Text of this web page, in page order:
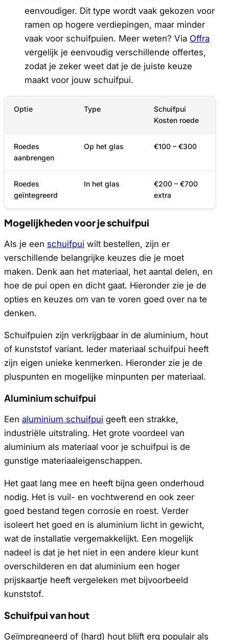
eenvoudiger. Dit type wordt vaak gekozen voor
ramen op hogere verdiepingen, maar minder
vaak voor schuifpuien. Meer weten? Via Offra
vergelijk je eenvoudig verschillende offertes,
zodat je zeker weet dat je de juiste keuze
maakt voor jouw schuifpui.
Optie Type
Schuifpui
Kosten roede
Roedes
aanbrengen
Op het glas €100 – €300
Roedes
geïntegreerd
In het glas
€200 – €700
extra
Mogelijkheden voor je schuifpui
Als je een schuifpui wilt bestellen, zijn er
verschillende belangrijke keuzes die je moet
maken. Denk aan het materiaal, het aantal delen, en
hoe de pui open en dicht gaat. Hieronder zie je de
opties en keuzes om van te voren goed over na te
denken.
Schuifpuien zijn verkrijgbaar in de aluminium, hout
of kunststof variant. Ieder materiaal schuifpui heeft
zijn eigen unieke kenmerken. Hieronder zie je de
pluspunten en mogelijke minpunten per materiaal.
Aluminium schuifpui
Een aluminium schuifpui geeft een strakke,
industriële uitstraling. Het grote voordeel van
aluminium als materiaal voor je schuifpui is de
gunstige materiaaleigenschappen.
Het gaat lang mee en heeft bijna geen onderhoud
nodig. Het is vuil- en vochtwerend en ook zeer
goed bestand tegen corrosie en roest. Verder
isoleert het goed en is aluminium licht in gewicht,
wat de installatie vergemakkelijkt. Een mogelijk
nadeel is dat je het niet in een andere kleur kunt
overschilderen en dat aluminium een hoger
prijskaartje heeft vergeleken met bijvoorbeeld
kunststof.
Schuifpui van hout
Geïmpregneerd of (hard) hout blijft erg populair als